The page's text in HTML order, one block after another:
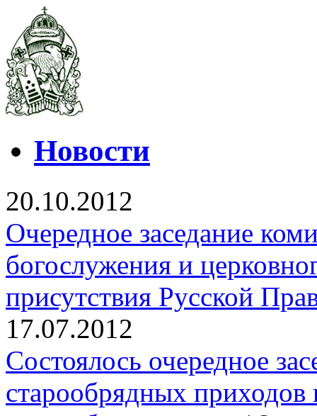
Новости
20.10.2012
Очередное заседание
богослужения и
присутствия Русской
17.07.2012
Cостоялось очередное
старообрядных